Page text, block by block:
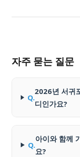
자주 묻는 질문
Q.
2026년 서귀
디인가요?
Q.
아이와 함께
요?